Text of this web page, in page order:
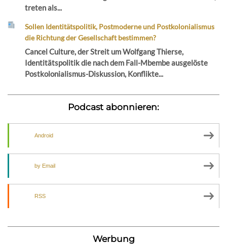
treten als...
Sollen Identitätspolitik, Postmoderne und Postkolonialismus
die Richtung der Gesellschaft bestimmen?
Cancel Culture, der Streit um Wolfgang Thierse,
Identitätspolitik die nach dem Fall-Mbembe ausgelöste
Postkolonialismus-Diskussion, Konflikte...
Podcast abonnieren:
Android
by Email
RSS
Werbung